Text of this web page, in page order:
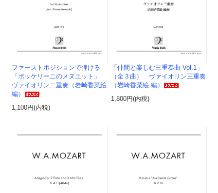
ファーストポジションで弾ける
「ボッケリーニのメヌエット」
ヴァイオリン二重奏（岩崎香菜絵
編）
1,100円(内税)
「仲間と楽しむ三重奏曲 Vol.1」
（全３曲） ヴァイオリン三重奏
（岩崎香菜絵 編）
1,800円(内税)